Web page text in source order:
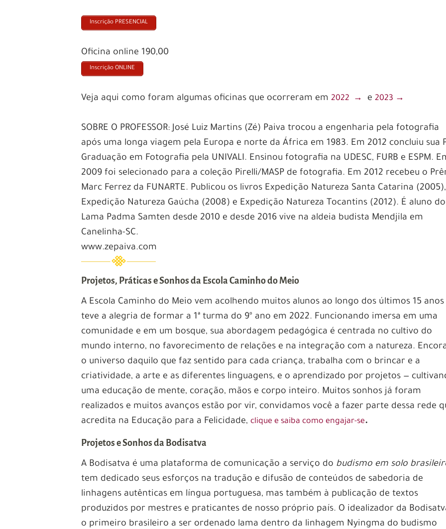
Inscrição PRESENCIAL
Oficina online 190,00
Inscrição ONLINE
Veja aqui como foram algumas oficinas que ocorreram em2022 → e2023 →
SOBRE O PROFESSOR: José Luiz Martins (Zé) Paiva trocou a engenharia pela fotografia
após uma longa viagem pela Europa e norte da África em 1983. Em 2012 concluiu sua
Graduação em Fotografia pela UNIVALI. Ensinou fotografia na UDESC, FURB e ESPM.
2009 foi selecionado para a coleção Pirelli/MASP de fotografia. Em 2012 recebeu o
Marc Ferrez da FUNARTE. Publicou os livros Expedição Natureza Santa Catarina (2005),
Expedição Natureza Gaúcha (2008) e Expedição Natureza Tocantins (2012). É aluno do
Lama Padma Samten desde 2010 e desde 2016 vive na aldeia budista Mendjila em
Canelinha-SC.
www.zepaiva.com
Projetos, Práticas e Sonhos da Escola Caminho do Meio
A Escola Caminho do Meio vem acolhendo muitos alunos ao longo dos últimos 15 anos
teve a alegria de formar a 1ª turma do 9º ano em 2022. Funcionando imersa em uma
comunidade e em um bosque, sua abordagem pedagógica é centrada no cultivo do
mundo interno, no favorecimento de relações e na integração com a natureza.
o universo daquilo que faz sentido para cada criança, trabalha com o brincar e a
criatividade, a arte e as diferentes linguagens, e o aprendizado por projetos —
uma educação de mente, coração, mãos e corpo inteiro. Muitos sonhos já foram
realizados e muitos avanços estão por vir, convidamos você a fazer parte dessa rede
acredita na Educação para a Felicidade,clique e saiba como engajar-se.
Projetos e Sonhos da Bodisatva
A Bodisatva é uma plataforma de comunicação a serviço do budismo em solo
tem dedicado seus esforços na tradução e difusão de conteúdos de sabedoria de
linhagens autênticas em língua portuguesa, mas também à publicação de textos
produzidos por mestres e praticantes de nosso próprio país. O idealizador da
o primeiro brasileiro a ser ordenado lama dentro da linhagem Nyingma do budismo